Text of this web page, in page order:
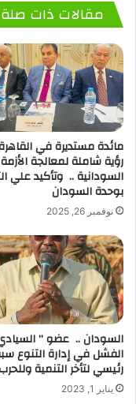
مقالات ذات صلة
مائدة مستديرة في
رؤية شاملة لمعالجة الأزمة
السودانية .. وتأكيد علي
بوحدة السودان
نوفمبر 26, 2025
السودان .. عضو ”
الفشل في إدارة التنوع
رئيسي لتأخر التنمية
يناير 1, 2023